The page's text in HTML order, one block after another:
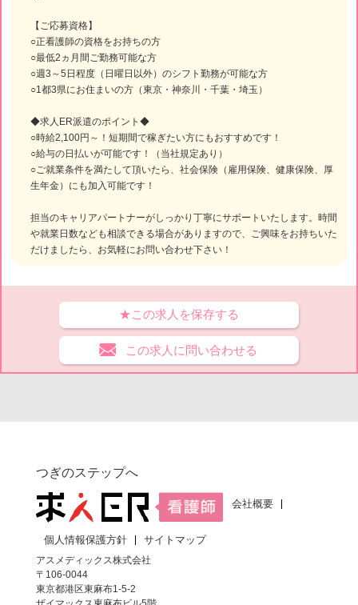
【ご応募資格】
○正看護師の資格をお持ちの方
○最低2ヵ月間ご勤務可能な方
○週3～5日程度（日曜日以外）のシフト勤務が可能な方
○1都3県にお住まいの方（東京・神奈川・千葉・埼玉）
◆求人ER派遣のポイント◆
○時給2,100円～！短期間で稼ぎたい方にもおすすめです！
○給与の日払いが可能です！（当社規定あり）
○ご就業条件を満たして頂いたら、社会保険（雇用保険、健康保険、厚
生年金）にも加入可能です！
担当のキャリアパートナーがしっかり丁寧にサポートいたします。時間
や就業日数なども相談できる場合がありますので、ご興味をお持ちいた
だけましたら、お気軽にお問い合わせ下さい！
★この求人を保存する
この求人に問い合わせる
つぎのステップへ
会社概要
個人情報保護方針
サイトマップ
アスメディックス株式会社
〒106-0044
東京都港区東麻布1-5-2